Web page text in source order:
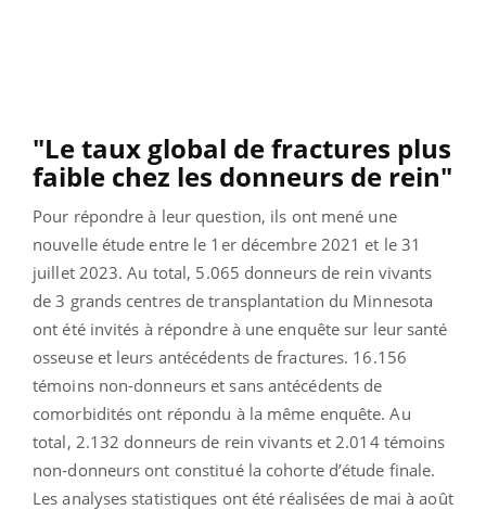
"Le taux global de fractures plus
faible chez les donneurs de rein"
Pour répondre à leur question, ils ont mené une
nouvelle étude entre le 1er décembre 2021 et le 31
juillet 2023. Au total, 5.065 donneurs de rein vivants
de 3 grands centres de transplantation du Minnesota
ont été invités à répondre à une enquête sur leur santé
osseuse et leurs antécédents de fractures. 16.156
témoins non-donneurs et sans antécédents de
comorbidités ont répondu à la même enquête. Au
total, 2.132 donneurs de rein vivants et 2.014 témoins
non-donneurs ont constitué la cohorte d’étude finale.
Les analyses statistiques ont été réalisées de mai à août